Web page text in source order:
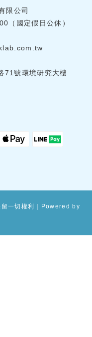
限公司
（國定假日公休）
71號環境研究大樓
一切權利｜Powered by